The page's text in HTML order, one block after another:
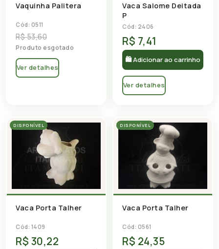
Vaquinha Palitera
Cód: 0511
R$ 53,60
Produto esgotado
Ver detalhes
Vaca Salome Deitada
P
Cód: 2406
R$ 7,41
🛍 Adicionar ao carrinho
Ver detalhes
DISPONÍVEL
Vaca Porta Talher
Cód: 1409
R$ 30,22
DISPONÍVEL
Vaca Porta Talher
Cód: 0561
R$ 24,35